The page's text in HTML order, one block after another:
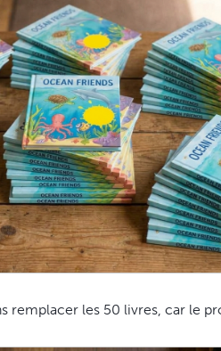
remplacer les 50 livres, car le